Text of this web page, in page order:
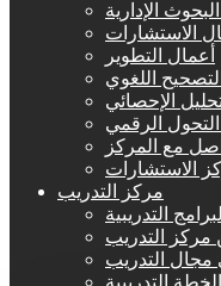
الإدارية
الاستشارات
أعمال التطوير
اللغوي
الإحصائي
الرقمي
مع المركز
الاستشارات
مركز التدريب
التدريبية
مركز التدريب
مجال التدريب